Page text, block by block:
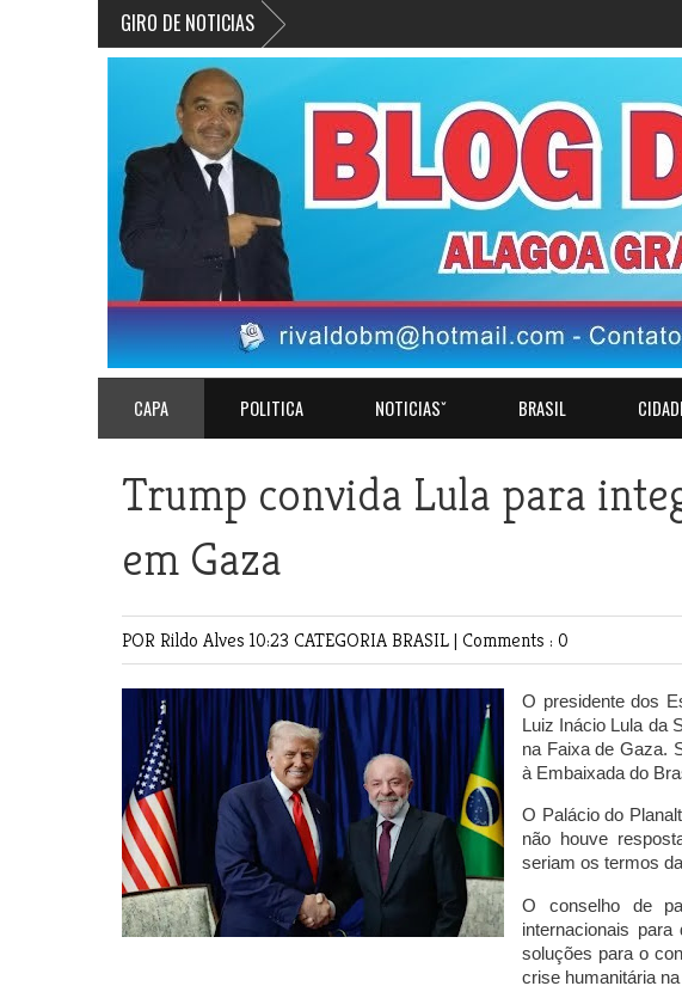
GIRO DE NOTICIAS
CAPA POLITICA NOTICIASˇ BRASIL
Trump convida Lula para
em Gaza
POR Rildo Alves 10:23 CATEGORIABRASIL| Comments : 0
O presidente dos
Luiz Inácio Lula da
na Faixa de Gaza.
à Embaixada do
O Palácio do
não houve
seriam os termos
O conselho de
internacionais
soluções para o
crise humanitária